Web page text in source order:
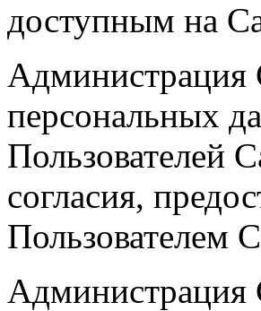
доступным на
Администрация
персональных
Пользователей
согласия,
Пользователем
Администрация